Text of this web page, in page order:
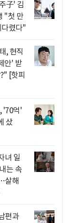
子' 김
"첫 만
다렸다"
, 현직
안' 받
[핫피
'70억'
샀
녀 일
는 속
살해
편과